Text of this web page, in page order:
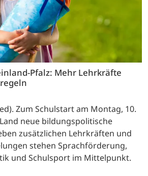
Pfalz: Mehr Lehrkräfte
Zum Schulstart am Montag, 10.
neue bildungspolitische
zusätzlichen Lehrkräften und
stehen Sprachförderung,
und Schulsport im Mittelpunkt.